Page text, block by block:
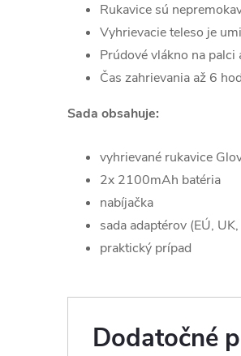
Rukavice sú
Vyhrievacie teleso je
Prúdové vlákno na
Čas zahrievania až 6
Sada obsahuje:
vyhrievané rukavice
2x 2100mAh batéria
nabíjačka
sada adaptérov (EÚ,
praktický prípad
Dodatočné